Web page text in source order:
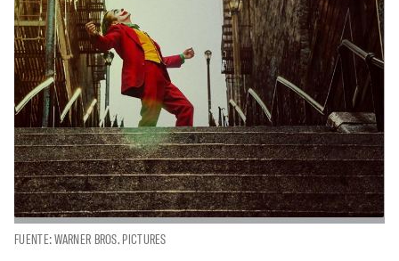
FUENTE: WARNER BROS. PICTURES